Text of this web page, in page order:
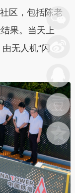
区，包括陈老
果。当天上
无人机“闪